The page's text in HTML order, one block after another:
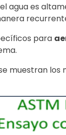
el agua es
para
muestran